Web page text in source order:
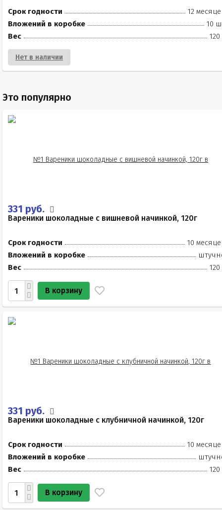
Срок годности
12
Вложений в коробке
10
Вес
120
Нет в наличии
Это популярно
331 руб.
Вареники шоколадные с вишневой начинкой, 120г
Срок годности
10
Вложений в коробке
Вес
120
В корзину
331 руб.
Вареники шоколадные с клубничной начинкой, 120г
Срок годности
10
Вложений в коробке
Вес
120
В корзину